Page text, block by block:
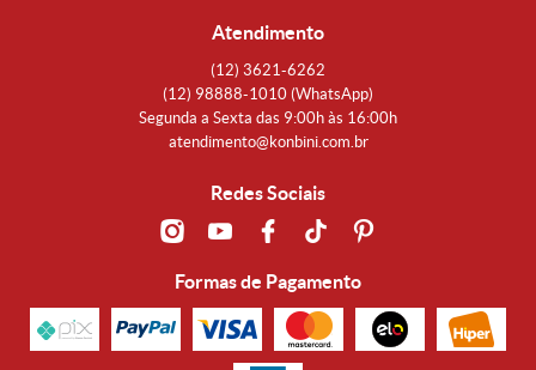
Atendimento
(12) 3621-6262
(12) 98888-1010 (WhatsApp)
Segunda a Sexta das 9:00h às 16:00h
atendimento@konbini.com.br
Redes Sociais
Formas de Pagamento